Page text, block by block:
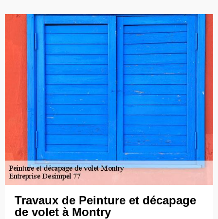
Travaux de Peinture et décapage
de volet à Montry